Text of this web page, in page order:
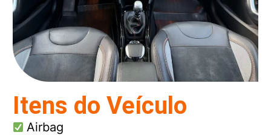
Itens do Veículo
Airbag